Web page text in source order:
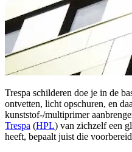
Trespa schilderen doe je in de
ontvetten, licht opschuren, en
kunststof-/multiprimer
Trespa (HPL) van zichzelf een
heeft, bepaalt juist die